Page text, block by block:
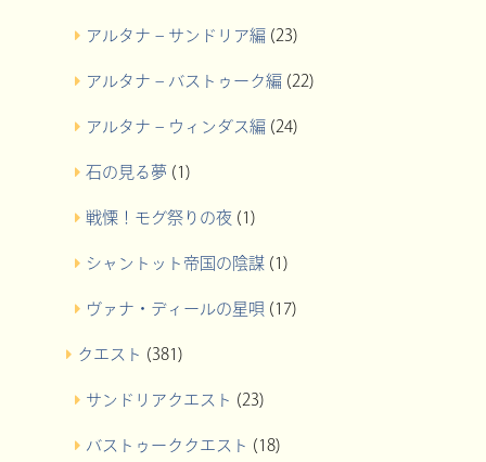
アルタナ – サンドリア編 (23)
アルタナ – バストゥーク編 (22)
アルタナ – ウィンダス編 (24)
石の見る夢 (1)
戦慄！モグ祭りの夜(1)
シャントット帝国の陰謀(1)
ヴァナ・ディールの星唄 (17)
クエスト (381)
サンドリアクエスト (23)
バストゥーククエスト (18)